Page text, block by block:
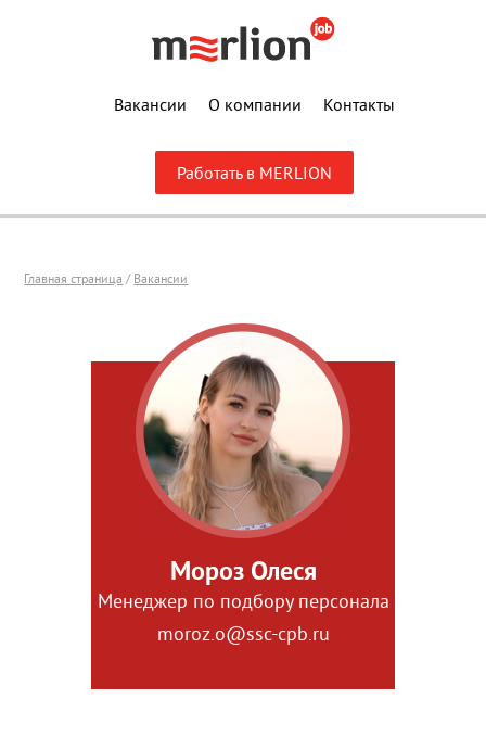
Вакансии О компании Контакты
Работать в MERLION
Главная страница / Вакансии
Мороз Олеся
Менеджер по подбору персонала
moroz.o@ssc-cpb.ru